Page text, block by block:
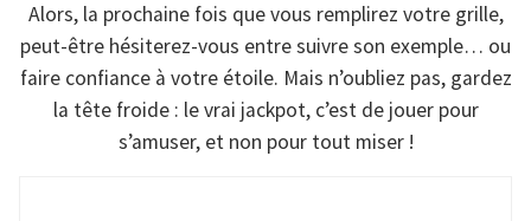
Alors, la prochaine fois que vous remplirez votre grille,
peut-être hésiterez-vous entre suivre son exemple… ou
faire confiance à votre étoile. Mais n’oubliez pas, gardez
la tête froide : le vrai jackpot, c’est de jouer pour
s’amuser, et non pour tout miser !